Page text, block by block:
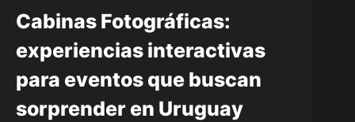
Cabinas Fotográficas:
experiencias interactivas
para eventos que buscan
sorprender en Uruguay